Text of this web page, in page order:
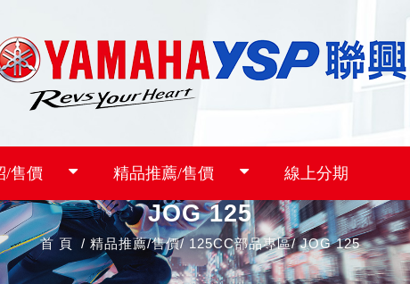
/售價 精品推薦/售價 線上分期
JOG 125
首 頁 精品推薦/售價 125CC部品專區 JOG 125